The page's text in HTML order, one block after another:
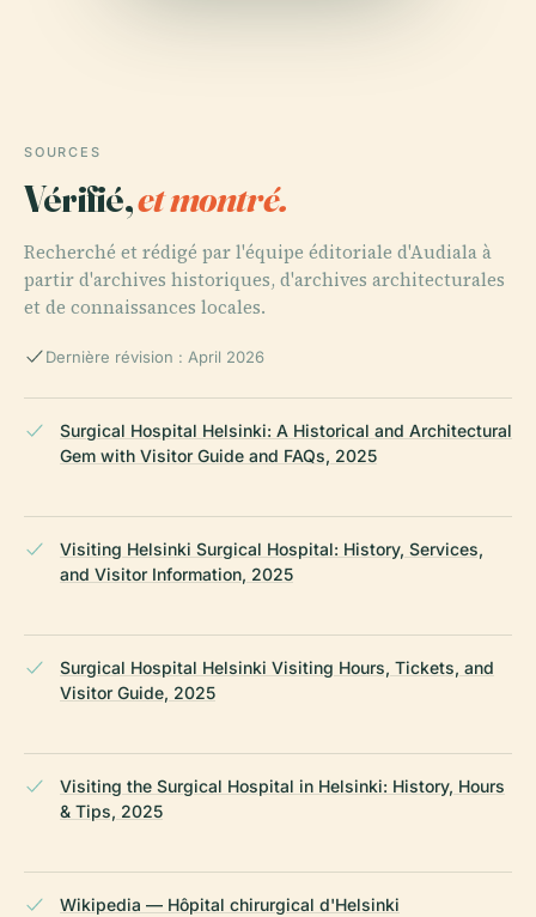
SOURCES
Vérifié,et montré.
Recherché et rédigé par l'équipe éditoriale d'Audiala à
partir d'archives historiques, d'archives architecturales
et de connaissances locales.
Dernière révision : April 2026
Surgical Hospital Helsinki: A Historical and Architectural
Gem with Visitor Guide and FAQs, 2025
Visiting Helsinki Surgical Hospital: History, Services,
and Visitor Information, 2025
Surgical Hospital Helsinki Visiting Hours, Tickets, and
Visitor Guide, 2025
Visiting the Surgical Hospital in Helsinki: History, Hours
& Tips, 2025
Wikipedia — Hôpital chirurgical d'Helsinki